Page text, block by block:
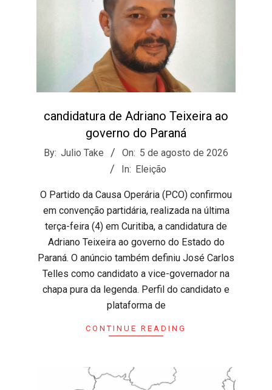
candidatura de Adriano Teixeira ao
governo do Paraná
2026-
By: Julio Take On: 5 de agosto de 2026
In: Eleição
​O Partido da Causa Operária (PCO) confirmou
em convenção partidária, realizada na última
terça-feira (4) em Curitiba, a candidatura de
Adriano Teixeira ao governo do Estado do
Paraná. O anúncio também definiu José Carlos
Telles como candidato a vice-governador na
chapa pura da legenda. ​Perfil do candidato e
plataforma de
CONTINUE READING